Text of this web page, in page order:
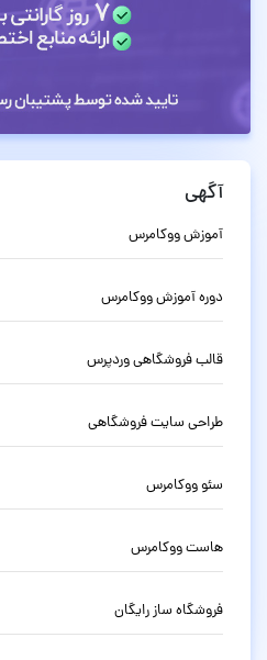
آگهی
آموزش ووکامرس
دوره آموزش ووکامرس
قالب فروشگاهی وردپرس
طراحی سایت فروشگاهی
سئو ووکامرس
هاست ووکامرس
فروشگاه ساز رایگان